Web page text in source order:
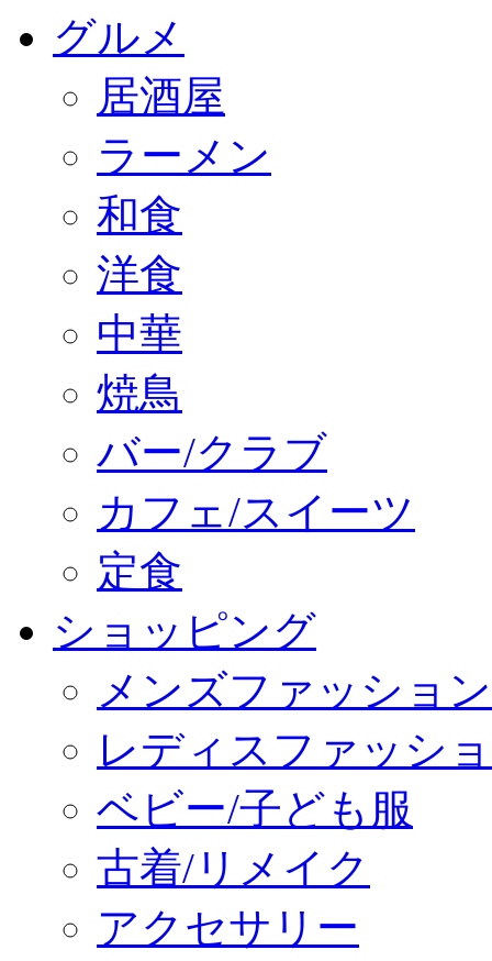
グルメ
居酒屋
ラーメン
和食
洋食
中華
焼鳥
バー/クラブ
カフェ/スイーツ
定食
ショッピング
メンズファッション
レディスファッシ
ベビー/子ども服
古着/リメイク
アクセサリー